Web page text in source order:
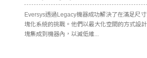
Eversys透過Legacy機器成功解決了在滿足尺
塊化系統的挑戰。他們以最大化空間的方式設
塊集成到機器內，以減低維...